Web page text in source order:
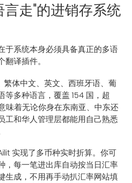
走"的进销存系统
于系统本身必须具备真正的多语
译插件。
繁体中文、英文、西班牙语、葡
等多种语言，覆盖 154 国，超
味着无论你身在东南亚、中东还
工和华人管理层都能用自己熟悉
实现了多币种实时折算。你可
，每一笔进出库自动按当日汇率
生成，不用再手动扒汇率网站填